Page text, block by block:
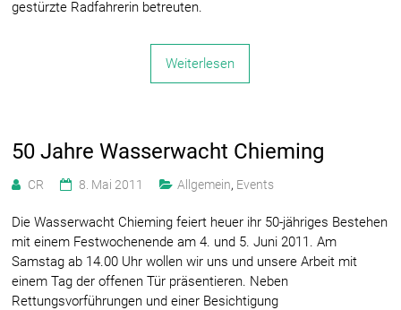
gestürzte Radfahrerin betreuten.
Weiterlesen
50 Jahre Wasserwacht Chieming
CR 8. Mai 2011 Allgemein, Events
Die Wasserwacht Chieming feiert heuer ihr 50-jähriges Bestehen
mit einem Festwochenende am 4. und 5. Juni 2011. Am
Samstag ab 14.00 Uhr wollen wir uns und unsere Arbeit mit
einem Tag der offenen Tür präsentieren. Neben
Rettungsvorführungen und einer Besichtigung